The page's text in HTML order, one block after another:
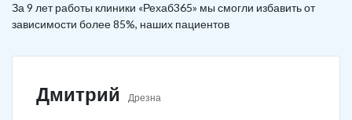
За 9 лет работы клиники «Рехаб365» мы смогли избавить от
зависимости более 85%, наших пациентов
Дмитрий Дрезна